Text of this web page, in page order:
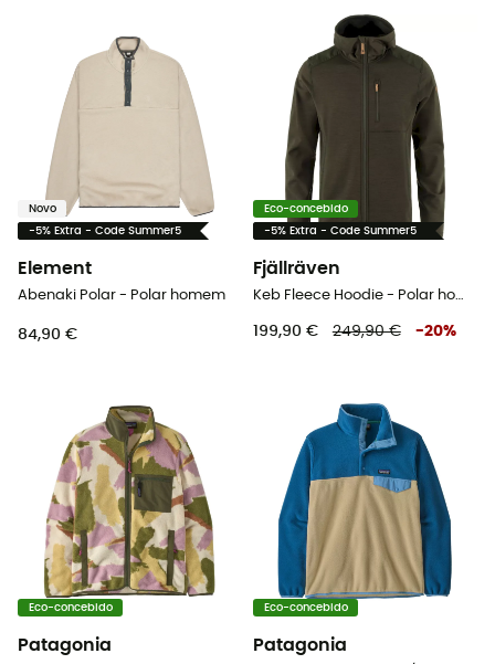
Novo
-5% Extra - Code Summer5
Element
Abenaki Polar - Polar homem
84,90 €
Eco-concebido
-5% Extra - Code Summer5
Fjällräven
Keb Fleece Hoodie - Polar homem
199,90 € 249,90 € -20%
Eco-concebido
Patagonia
Eco-concebido
Patagonia